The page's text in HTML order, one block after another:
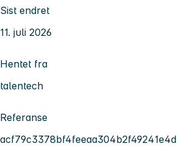
Sist endret
11. juli 2026
Hentet fra
talentech
Referanse
acf79c3378bf4feeaa304b2f49241e4d